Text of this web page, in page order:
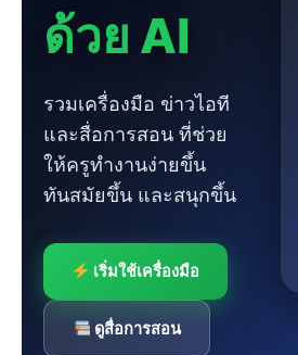
ด้วย AI
รวมเครื่องมือ ข่าวไอที
และสื่อการสอน ที่ช่วย
ให้ครูทำงานง่ายขึ้น
ทันสมัยขึ้น และสนุกขึ้น
เริ่มใช้เครื่องมือ
ดูสื่อการสอน